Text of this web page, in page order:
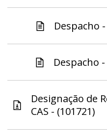
Despacho -
Despacho -
Designação de
CAS - (101721)